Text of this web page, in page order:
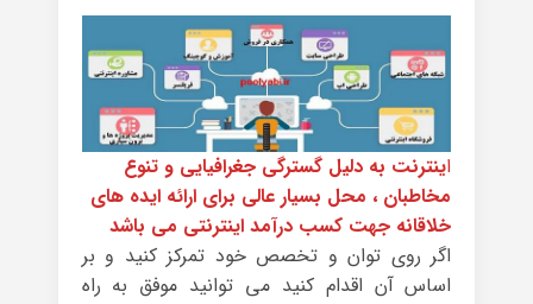
اینترنت به دلیل گسترگی جغرافیایی و تنوع
مخاطبان ، محل بسیار عالی برای ارائه ایده های
خلاقانه جهت کسب درآمد اینترنتی می باشد
اگر روی توان و تخصص خود تمرکز کنید و بر
اساس آن اقدام کنید می توانید موفق به راه